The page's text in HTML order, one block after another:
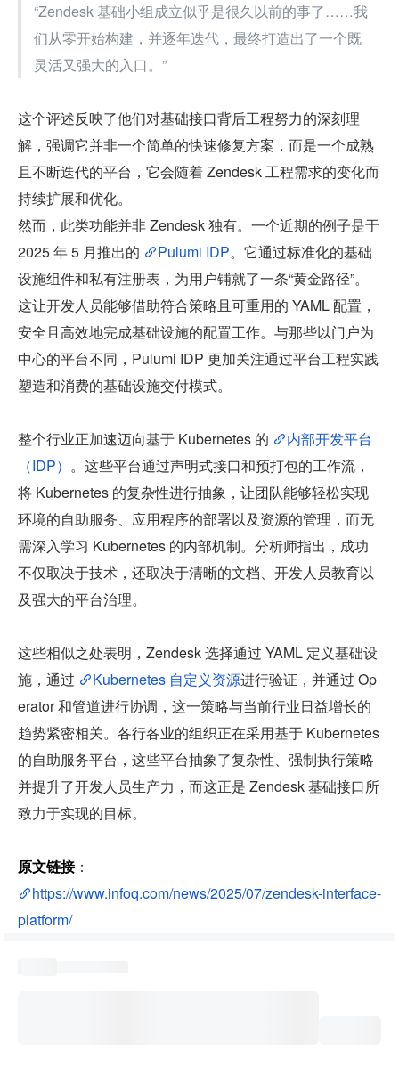
“Zendesk 基础小组成立似乎是很久以前的事了……我
们从零开始构建，并逐年迭代，最终打造出了一个既
灵活又强大的入口。”
这个评述反映了他们对基础接口背后工程努力的深刻理
解，强调它并非一个简单的快速修复方案，而是一个成熟
且不断迭代的平台，它会随着 Zendesk 工程需求的变化而
持续扩展和优化。
然而，此类功能并非 Zendesk 独有。一个近期的例子是于
2025 年 5 月推出的
Pulumi IDP。它通过标准化的基础
设施组件和私有注册表，为用户铺就了一条“黄金路径”。
这让开发人员能够借助符合策略且可重用的 YAML 配置，
安全且高效地完成基础设施的配置工作。与那些以门户为
中心的平台不同，Pulumi IDP 更加关注通过平台工程实践
塑造和消费的基础设施交付模式。
整个行业正加速迈向基于 Kubernetes 的
内部开发平台
（IDP） 。这些平台通过声明式接口和预打包的工作流，
将 Kubernetes 的复杂性进行抽象，让团队能够轻松实现
环境的自助服务、应用程序的部署以及资源的管理，而无
需深入学习 Kubernetes 的内部机制。分析师指出，成功
不仅取决于技术，还取决于清晰的文档、开发人员教育以
及强大的平台治理。
这些相似之处表明，Zendesk 选择通过 YAML 定义基础设
施，通过
Kubernetes 自定义资源进行验证，并通过 Op
erator 和管道进行协调，这一策略与当前行业日益增长的
趋势紧密相关。各行各业的组织正在采用基于 Kubernetes
的自助服务平台，这些平台抽象了复杂性、强制执行策略
并提升了开发人员生产力，而这正是 Zendesk 基础接口所
致力于实现的目标。
原文链接：
https://www.infoq.com/news/2025/07/zendesk-interface-
platform/